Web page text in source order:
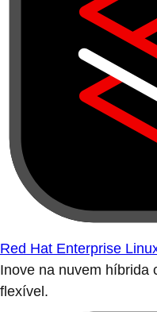
Red Hat Enterprise
Inove na nuvem híbrida
flexível.